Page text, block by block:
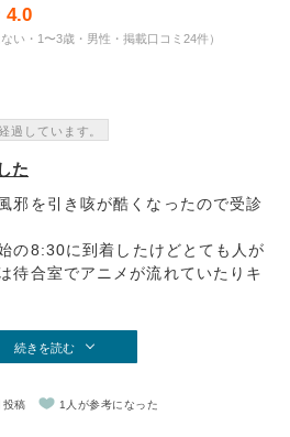
4.0
い・1〜3歳・男性・掲載口コミ24件）
過しています。
た
邪を引き咳が酷くなったので受診
の8:30に到着したけどとても人が
待合室でアニメが流れていたりキ
続きを読む
稿 1人が参考になった